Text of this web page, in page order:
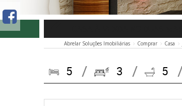
Abrelar Soluções Imobiliárias Comprar Casa
5 3 5